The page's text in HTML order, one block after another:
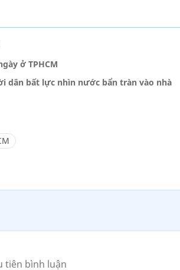
ở TPHCM
dân bất lực nhìn nước bẩn tràn vào nhà